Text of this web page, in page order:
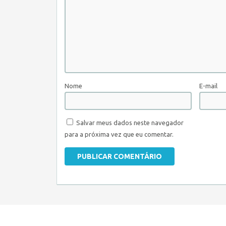
Nome E-mail
Salvar meus dados neste navegador
para a próxima vez que eu comentar.